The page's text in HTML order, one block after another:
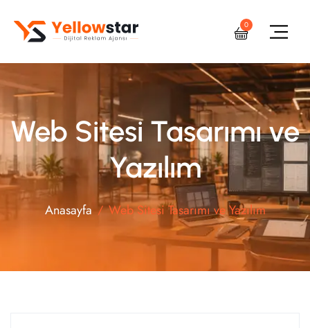
0
Web Sitesi Tasarımı ve
Yazılım
Anasayfa Web Sitesi Tasarımı ve Yazılım